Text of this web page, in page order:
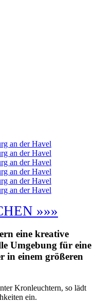
»»»
eine kreative
Umgebung für eine
in einem größeren
Kronleuchtern, so lädt
ein.